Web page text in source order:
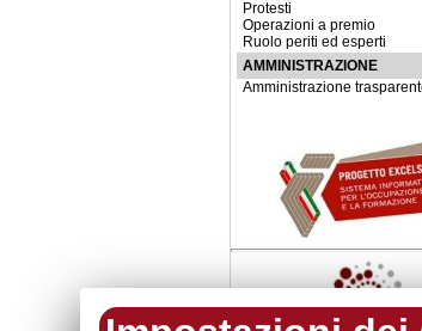
Protesti
Operazioni a premio
Ruolo periti ed esperti
AMMINISTRAZIONE
Amministrazione